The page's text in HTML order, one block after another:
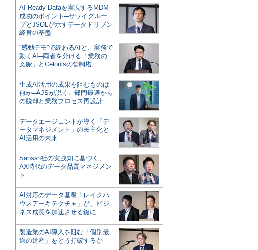
AI Ready Dataを実現するMDM
成功のポイント─サワイグルー
プとJSOLが示すデータドリブン
経営の基盤
“感動デモ”で終わるAIと、実務で
動くAI─両者を分ける「業務の
文脈」とCelonisの管制塔
生成AI活用の成果を阻むものは
何か─AJSが説く、部門最適から
の脱却と業務プロセス再設計
データエージェントが導く「デ
ータマネジメント」の民主化と
AI活用の未来
Sansan社の実践知に基づく、
AX時代のデータ品質マネジメン
ト
AI対応のデータ基盤「レイクハ
ウスアーキテクチャ」が、ビジ
ネス成長を加速させる鍵に
製造業のAI導入を阻む「個別最
適の遺産」をどう打破するか